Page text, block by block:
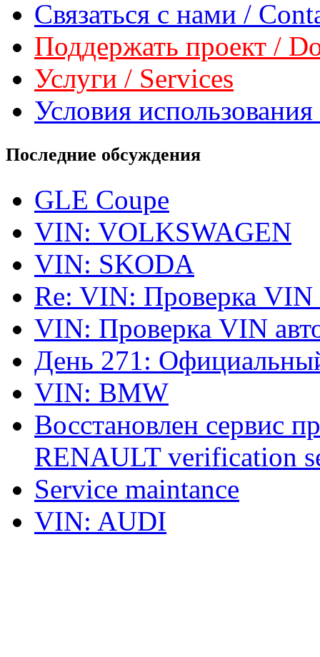
Связаться с нами /
Поддержать проект /
Услуги / Services
Условия
Последние обсуждения
GLE Coupe
VIN: VOLKSWAGEN
VIN: SKODA
Re: VIN: Проверка VIN
VIN: Проверка VIN
День 271:
VIN: BMW
Восстановлен сервис
RENAULT verification
Service maintance
VIN: AUDI